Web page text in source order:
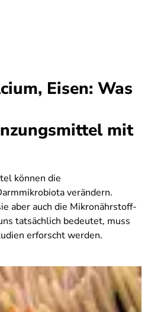
Eisen: Was
mit
können die
verändern.
aber auch die Mikronährstoff-
tatsächlich bedeutet, muss
erforscht werden.